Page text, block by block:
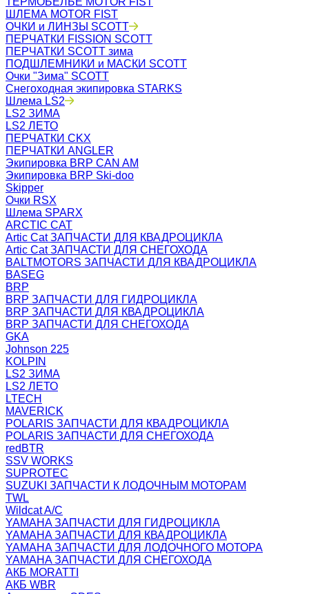
ШЛЕМА MOTOR FIST
ОЧКИ и ЛИНЗЫ SCOTT
ПЕРЧАТКИ FISSION SCOTT
ПЕРЧАТКИ SCOTT зима
ПОДШЛЕМНИКИ и МАСКИ SCOTT
Очки "Зима" SCOTT
Снегоходная экипировка STARKS
Шлема LS2
LS2 ЗИМА
LS2 ЛЕТО
ПЕРЧАТКИ CKX
ПЕРЧАТКИ ANGLER
Экипировка BRP CAN AM
Экипировка BRP Ski-doo
Skipper
Очки RSX
Шлема SPARX
ARCTIC CAT
Artic Cat ЗАПЧАСТИ ДЛЯ КВАДРОЦИКЛА
Artic Cat ЗАПЧАСТИ ДЛЯ СНЕГОХОДА
BALTMOTORS ЗАПЧАСТИ ДЛЯ КВАДРОЦИКЛА
BASEG
BRP
BRP ЗАПЧАСТИ ДЛЯ ГИДРОЦИКЛА
BRP ЗАПЧАСТИ ДЛЯ КВАДРОЦИКЛА
BRP ЗАПЧАСТИ ДЛЯ СНЕГОХОДА
GKA
Johnson 225
KOLPIN
LS2 ЗИМА
LS2 ЛЕТО
LTECH
MAVERICK
POLARIS ЗАПЧАСТИ ДЛЯ КВАДРОЦИКЛА
POLARIS ЗАПЧАСТИ ДЛЯ СНЕГОХОДА
redBTR
SSV WORKS
SUPROTEC
SUZUKI ЗАПЧАСТИ К ЛОДОЧНЫМ МОТОРАМ
TWL
Wildcat A/C
YAMAHA ЗАПЧАСТИ ДЛЯ ГИДРОЦИКЛА
YAMAHA ЗАПЧАСТИ ДЛЯ КВАДРОЦИКЛА
YAMAHA ЗАПЧАСТИ ДЛЯ ЛОДОЧНОГО МОТОРА
YAMAHA ЗАПЧАСТИ ДЛЯ СНЕГОХОДА
АКБ MORATTI
АКБ WBR